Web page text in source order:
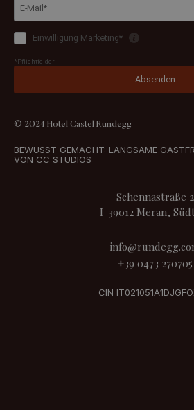
© 2024 Hotel Castel Rundegg
BEWUSST GEMACHT: LANGSAME
VON CC STUDIOS
Schennastraße 2
I-39012 Meran,
+39 0473 270705
CIN